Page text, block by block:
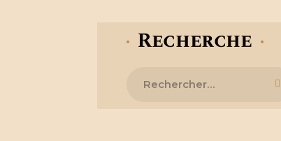
Recherche